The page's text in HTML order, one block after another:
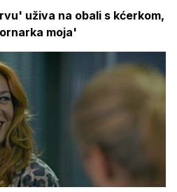
uživa na obali s kćerkom,
moja'